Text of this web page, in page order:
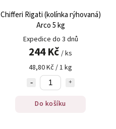
Chifferi Rigati (kolínka rýhovaná)
Arco 5 kg
Expedice do 3 dnů
244 Kč / ks
48,80 Kč / 1 kg
Do košíku